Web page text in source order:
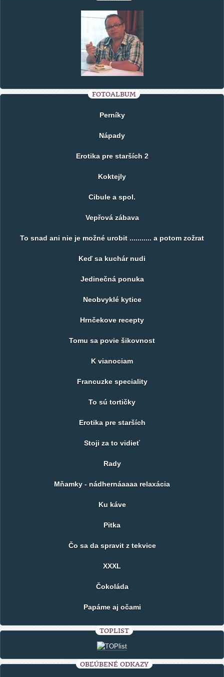
FOTOALBUM
Perníky
Nápady
Erotika pre starších 2
Koktejly
Cibule a spol.
Vepřová zábava
To snad ani nie je možné urobit ........... a potom zožrat
Keď sa kuchár nudi
Jedinečná ponuka
Neobvyklé kytice
Hrnčekove recepty
Tomu sa povie šikovnost
K vianociam
Francuzke speciality
To sú tortičky
Erotika pre starších
Stoji za to vidieť
Rady
Mňamky - nádhernáaaaa relaxácia
Ku káve
Pitka
Čo sa da spravit z tekvice
XXXL
Čokoláda
Papáme aj očami
TOPLIST
OBĽÚBENÉ ODKAZY